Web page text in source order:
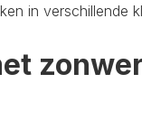
in verschillende